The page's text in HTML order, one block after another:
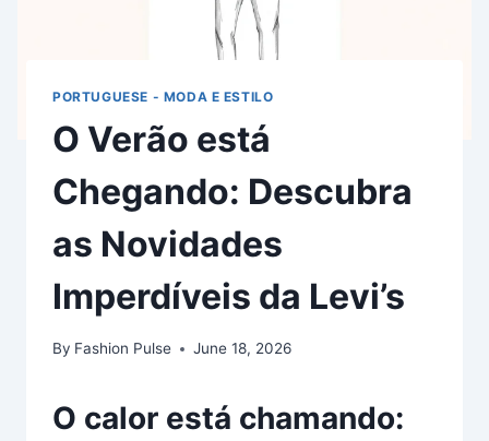
PORTUGUESE - MODA E ESTILO
O Verão está
Chegando: Descubra
as Novidades
Imperdíveis da Levi’s
By Fashion Pulse June 18, 2026
O calor está chamando: